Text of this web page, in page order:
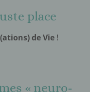
place
de Vie !
« neuro-